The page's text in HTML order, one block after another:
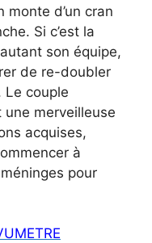
monte d’un cran
Si c’est la
son équipe,
de re-doubler
Le couple
merveilleuse
acquises,
à
pour